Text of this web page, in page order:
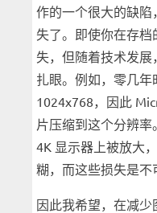
作的一个很大的缺
失了。即使你在存
失，但随着技术发
扎眼。例如，零几
1024x768，因此
片压缩到这个分辨
4K 显示器上被放大
糊，而这些损失是不
因此我希望，在减